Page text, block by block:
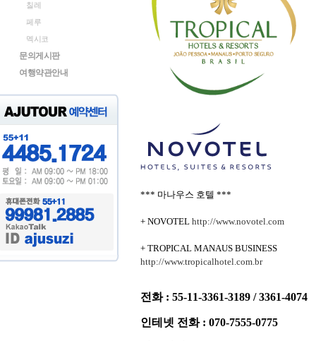
칠레
페루
멕시코
문의게시판
여행약관안내
*** 마나우스 호텔 ***
+ NOVOTEL http://www.novotel.com
+ TROPICAL MANAUS BUSINESS
http://www.tropicalhotel.com.br
전화 : 55-11-3361-3189 / 3361-4074
인테넷 전화 : 070-7555-0775